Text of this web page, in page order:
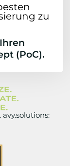
zu
(PoC).